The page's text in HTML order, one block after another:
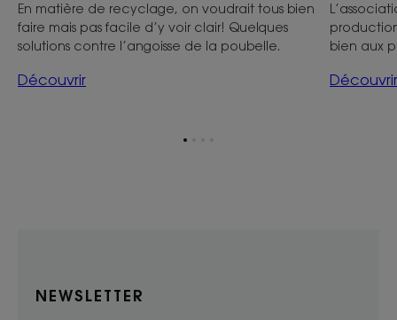
En matière de recyclage, on voudrait tous bien
faire mais pas facile d’y voir clair! Quelques
solutions contre l’angoisse de la poubelle.
Découvrir
bien aux
Découvrir
Aller
NEWSLETTER